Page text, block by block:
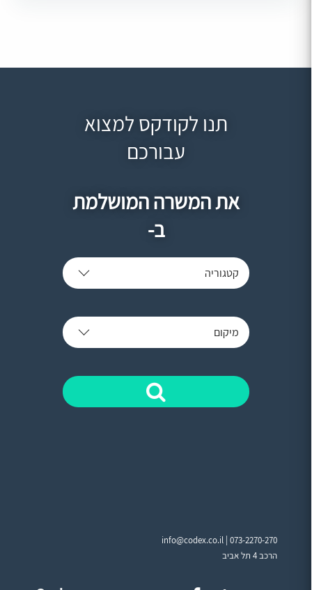
תנו לקודקס למצוא
עבורכם
את המשרה המושלמת
ב-
קטגוריה
מיקום
info@codex.co.il |073-2270-270
הרכב 4 תל אביב